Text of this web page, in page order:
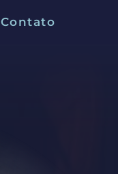
Contato